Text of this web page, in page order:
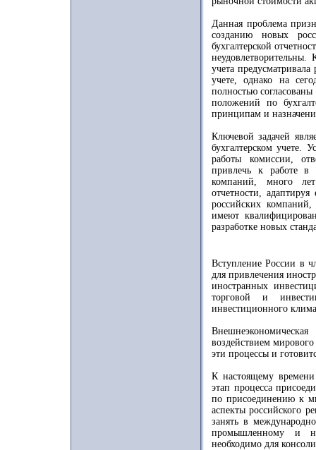
Данная проблема
созданию новых
бухгалтерской
учета
учете, однако на
полностью
положений по
принципам и
Ключевой задачей
бухгалтерском учете.
работы комиссии,
привлечь к работе в
компаний, много лет
отчетности,
российских
имеют
разработке новых
Вступление России в
для привлечения
иностранных
торговой и
инвестиционного
воздействием
эти процессы и
К настоящему
этап процесса
по присоединению к
аспекты российского
занять в
промышленному и
необходимо для